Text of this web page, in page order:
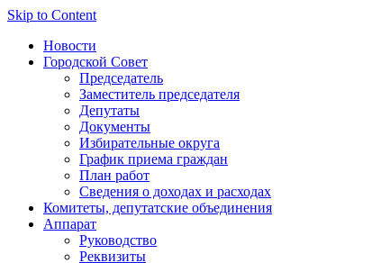
Skip to Content
Новости
Городской Совет
Председатель
Заместитель председателя
Депутаты
Документы
Избирательные округа
График приема граждан
План работ
Сведения о доходах и расходах
Комитеты, депутатские объединения
Аппарат
Руководство
Реквизиты